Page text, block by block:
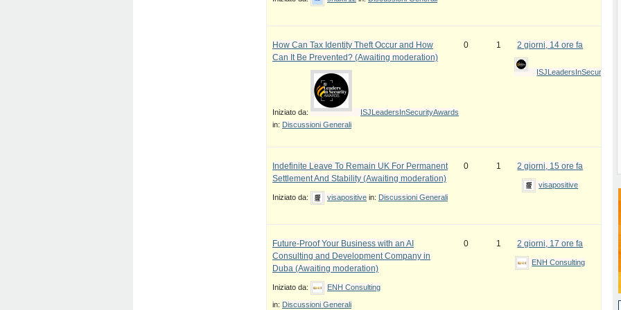
How Can Tax Identity Theft Occur and How
Can It Be Prevented? (Awaiting moderation)
Iniziato da:
ISJLeadersInSecurityAwards
in: Discussioni Generali
0 1 2 giorni, 14 ore fa
Indefinite Leave To Remain UK For Permanent
Settlement And Stability (Awaiting moderation)
Iniziato da: visapositive in: Discussioni Generali
0 1 2 giorni, 15 ore fa
visapositive
Future-Proof Your Business with an AI
Consulting and Development Company in
Duba (Awaiting moderation)
Iniziato da: ENH Consulting
in: Discussioni Generali
0 1 2 giorni, 17 ore fa
ENH Consulting